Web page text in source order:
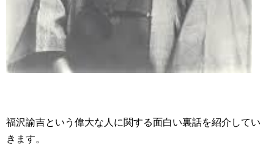
福沢諭吉という偉大な人に関する面白い裏話を紹介してい
きます。